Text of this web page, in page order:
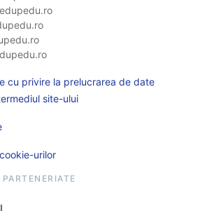
cu privire la prelucrarea de date
site-ului
urilor